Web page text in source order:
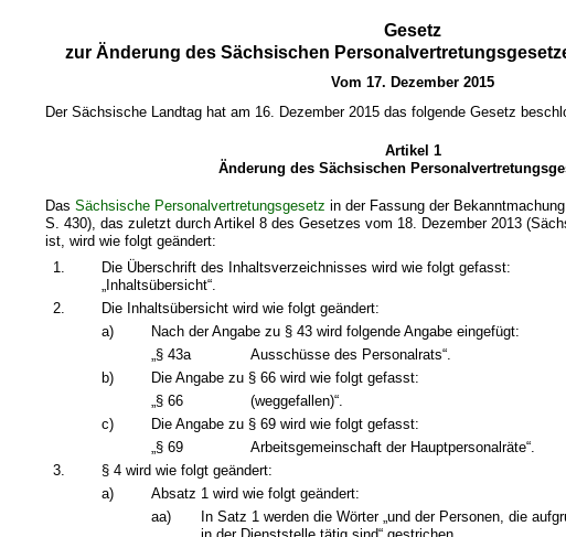
Gesetz
zur Änderung des Sächsischen
Vom 17. Dezember 2015
Der Sächsische Landtag hat am 16. Dezember 2015 das folgende Gesetz
Artikel 1
Änderung des Sächsischen
DasSächsische Personalvertretungsgesetz in der Fassung der
S. 430), das zuletzt durch Artikel 8 des Gesetzes vom 18. Dezember 2013
ist, wird wie folgt geändert:
1.
Die Überschrift des Inhaltsverzeichnisses wird wie folgt gefasst:
„Inhaltsübersicht“.
2.
Die Inhaltsübersicht wird wie folgt geändert:
a)
Nach der Angabe zu § 43 wird folgende Angabe eingefügt:
„§ 43a
Ausschüsse des Personalrats“.
b)
Die Angabe zu § 66 wird wie folgt gefasst:
„§ 66
(weggefallen)“.
c)
Die Angabe zu § 69 wird wie folgt gefasst:
„§ 69
Arbeitsgemeinschaft der Hauptpersonalräte“.
3.
§ 4 wird wie folgt geändert:
a)
Absatz 1 wird wie folgt geändert:
aa)
In Satz 1 werden die Wörter „und der Personen, die